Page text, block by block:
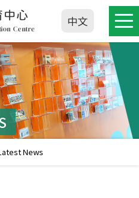
中心
Centre
中文
News